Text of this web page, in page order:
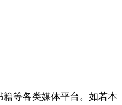
等各类媒体平台。如若本